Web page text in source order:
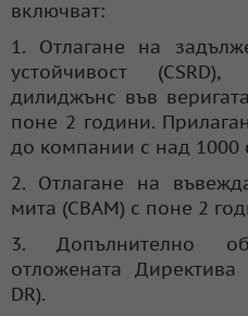
включват:
1. Отлагане на
устойчивост
дилиджънс във
поне 2 години.
до компании с над 1000
2. Отлагане на
мита (CBAM) с поне 2
3. Допълнително
отложената Директива
DR).